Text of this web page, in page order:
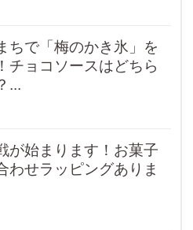
ちで「梅のかき氷」を
チョコソースはどちら
...
が始まります！お菓子
わせラッピングありま